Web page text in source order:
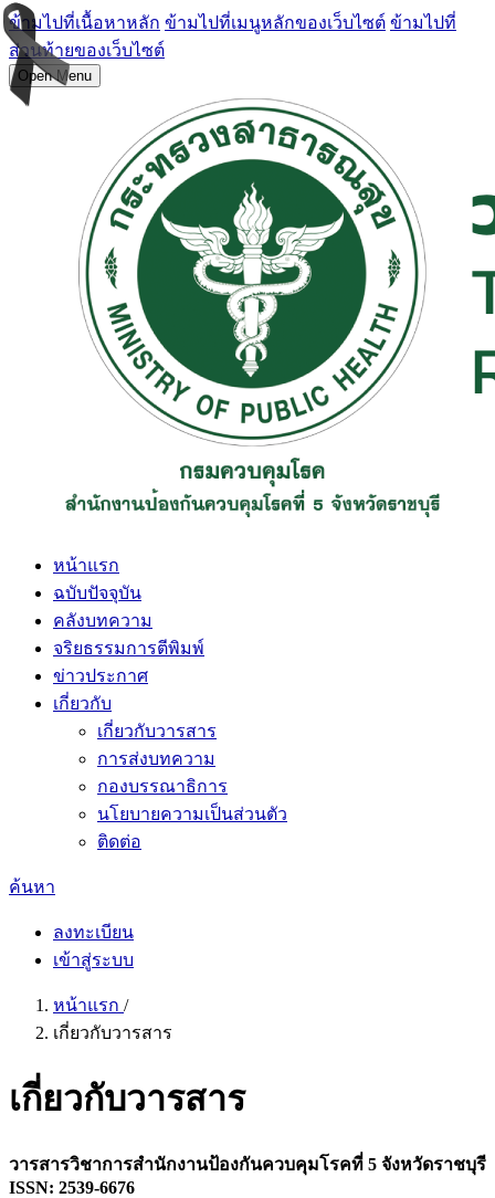
ข้ามไปที่เนื้อหาหลัก ข้ามไปที่เมนูหลักของเว็บไซต์ ข้ามไปที่
ส่วนท้ายของเว็บไซต์
Open Menu
หน้าแรก
ฉบับปัจจุบัน
คลังบทความ
จริยธรรมการตีพิมพ์
ข่าวประกาศ
เกี่ยวกับ
เกี่ยวกับวารสาร
การส่งบทความ
กองบรรณาธิการ
นโยบายความเป็นส่วนตัว
ติดต่อ
ค้นหา
ลงทะเบียน
เข้าสู่ระบบ
หน้าแรก /
เกี่ยวกับวารสาร
เกี่ยวกับวารสาร
วารสารวิชาการสำนักงานป้องกันควบคุมโรคที่ 5 จังหวัดราชบุรี
ISSN: 2539-6676